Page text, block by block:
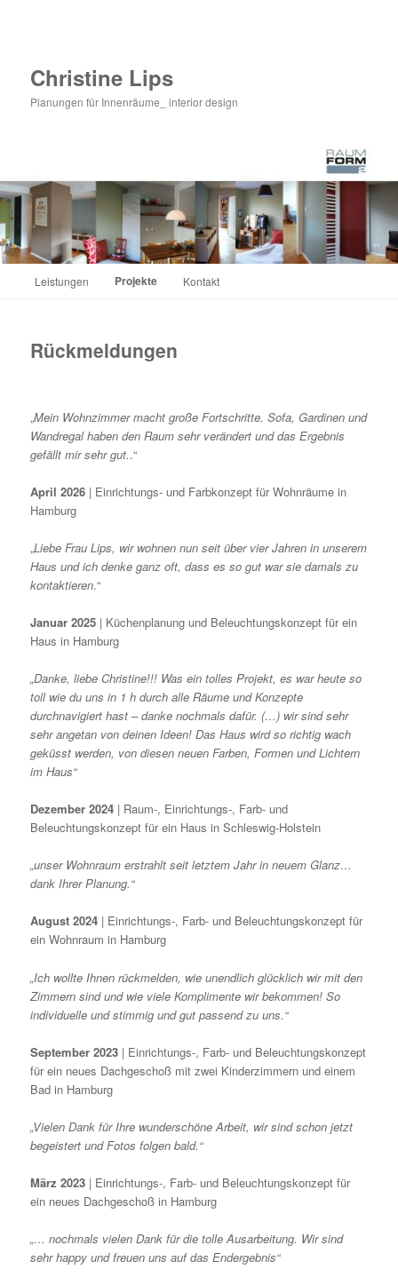
Christine Lips
Planungen für Innenräume_ interior design
Leistungen Projekte Kontakt
Rückmeldungen
„Mein Wohnzimmer macht große Fortschritte. Sofa, Gardinen und
Wandregal haben den Raum sehr verändert und das Ergebnis
gefällt mir sehr gut..“
April 2026 | Einrichtungs- und Farbkonzept für Wohnräume in
Hamburg
„Liebe Frau Lips, wir wohnen nun seit über vier Jahren in unserem
Haus und ich denke ganz oft, dass es so gut war sie damals zu
kontaktieren.“
Januar 2025 | Küchenplanung und Beleuchtungskonzept für ein
Haus in Hamburg
„Danke, liebe Christine!!! Was ein tolles Projekt, es war heute so
toll wie du uns in 1 h durch alle Räume und Konzepte
durchnavigiert hast – danke nochmals dafür. (…) wir sind sehr
sehr angetan von deinen Ideen! Das Haus wird so richtig wach
geküsst werden, von diesen neuen Farben, Formen und Lichtern
im Haus“
Dezember 2024 | Raum-, Einrichtungs-, Farb- und
Beleuchtungskonzept für ein Haus in Schleswig-Holstein
„unser Wohnraum erstrahlt seit letztem Jahr in neuem Glanz…
dank Ihrer Planung.“
August 2024 | Einrichtungs-, Farb- und Beleuchtungskonzept für
ein Wohnraum in Hamburg
„Ich wollte Ihnen rückmelden, wie unendlich glücklich wir mit den
Zimmern sind und wie viele Komplimente wir bekommen! So
individuelle und stimmig und gut passend zu uns.“
September 2023 | Einrichtungs-, Farb- und Beleuchtungskonzept
für ein neues Dachgeschoß mit zwei Kinderzimmern und einem
Bad in Hamburg
„Vielen Dank für Ihre wunderschöne Arbeit, wir sind schon jetzt
begeistert und Fotos folgen bald.“
März 2023 | Einrichtungs-, Farb- und Beleuchtungskonzept für
ein neues Dachgeschoß in Hamburg
„… nochmals vielen Dank für die tolle Ausarbeitung. Wir sind
sehr happy und freuen uns auf das Endergebnis“